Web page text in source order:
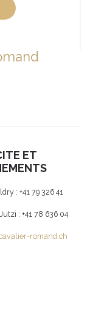
ET
: +41 79 326 41
: +41 78 636 04
romand.ch